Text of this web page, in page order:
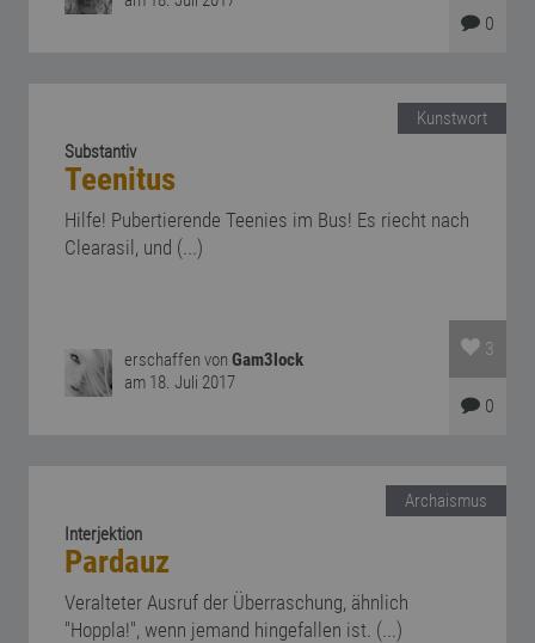
0
Kunstwort
Substantiv
Teenitus
Hilfe! Pubertierende Teenies im Bus! Es riecht nach
Clearasil, und (...)
erschaffen vonGam3lock
am 18. Juli 2017
3
0
Archaismus
Interjektion
Pardauz
Veralteter Ausruf der Überraschung, ähnlich
"Hoppla!", wenn jemand hingefallen ist. (...)